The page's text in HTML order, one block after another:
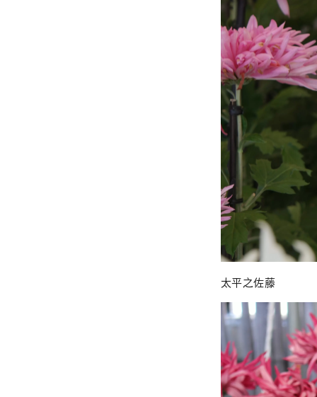
太平之佐藤